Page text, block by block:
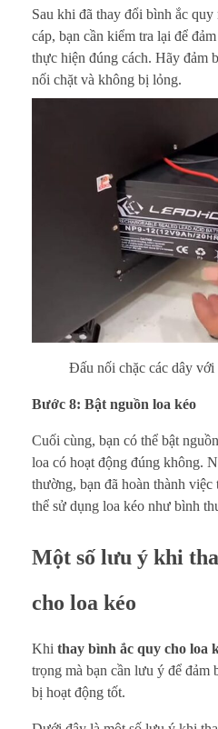
Sau khi đã thay đổi bình ắc
cáp, bạn cần kiểm tra lại để
thực hiện đúng cách. Hãy đảm
nối chặt và không bị lỏng.
Đấu nối chặc các dây
Bước 8: Bật nguồn loa kéo
Cuối cùng, bạn có thể bật
loa có hoạt động đúng không.
thường, bạn đã hoàn thành
thể sử dụng loa kéo như bình
Một số lưu ý khi
cho loa kéo
Khi thay bình ắc quy cho loa
trọng mà bạn cần lưu ý để đảm
bị hoạt động tốt.